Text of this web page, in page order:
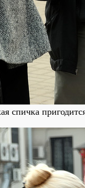
спичка